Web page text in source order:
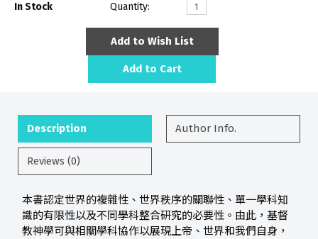
In Stock Quantity:
Add to Wish List
Add to Cart
Description Author Info.
Reviews (0)
本書認定世界的複雜性、世界秩序的關聯性、單一學科知
識的有限性以及不同學科整合研究的必要性。由此，基督
教神學可與相關學科協作以展現上帝、世界和我們自身，